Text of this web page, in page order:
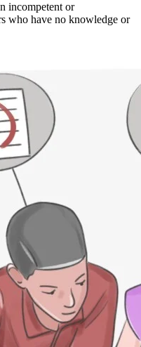
incompetent or
who have no knowledge or